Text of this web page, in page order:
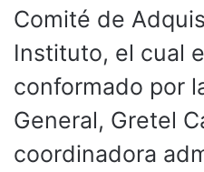
Comité de
Instituto, el cual
conformado por
General, Gretel
coordinadora